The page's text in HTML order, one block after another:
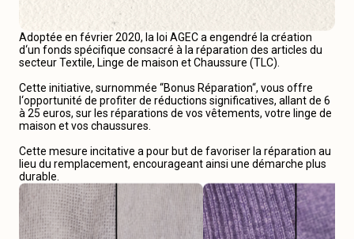
Adoptée en février 2020, la loi AGEC a engendré la création
d‘un fonds spécifique consacré à la réparation des articles du
secteur Textile, Linge de maison et Chaussure (TLC).
Cette initiative, surnommée “Bonus Réparation“, vous offre
l‘opportunité de profiter de réductions significatives, allant de 6
à 25 euros, sur les réparations de vos vêtements, votre linge de
maison et vos chaussures.
Cette mesure incitative a pour but de favoriser la réparation au
lieu du remplacement, encourageant ainsi une démarche plus
durable.